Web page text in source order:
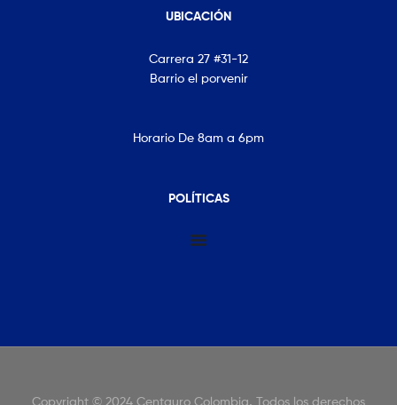
UBICACIÓN
Carrera 27 #31-12
Barrio el porvenir
Horario De 8am a 6pm
POLÍTICAS
Copyright © 2024 Centauro Colombia. Todos los derechos